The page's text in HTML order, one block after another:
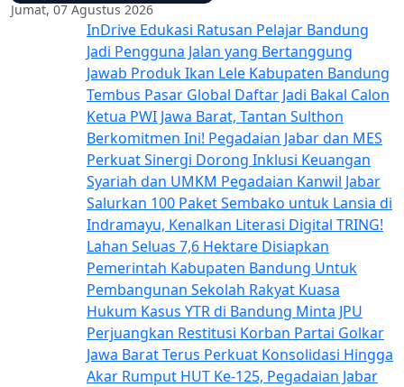
Jumat, 07 Agustus 2026
InDrive Edukasi Ratusan Pelajar Bandung
Jadi Pengguna Jalan yang Bertanggung
Jawab Produk Ikan Lele Kabupaten Bandung
Tembus Pasar Global Daftar Jadi Bakal Calon
Ketua PWI Jawa Barat, Tantan Sulthon
Berkomitmen Ini! Pegadaian Jabar dan MES
Perkuat Sinergi Dorong Inklusi Keuangan
Syariah dan UMKM Pegadaian Kanwil Jabar
Salurkan 100 Paket Sembako untuk Lansia di
Indramayu, Kenalkan Literasi Digital TRING!
Lahan Seluas 7,6 Hektare Disiapkan
Pemerintah Kabupaten Bandung Untuk
Pembangunan Sekolah Rakyat Kuasa
Hukum Kasus YTR di Bandung Minta JPU
Perjuangkan Restitusi Korban Partai Golkar
Jawa Barat Terus Perkuat Konsolidasi Hingga
Akar Rumput HUT Ke-125, Pegadaian Jabar